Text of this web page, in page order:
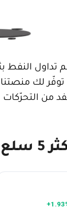
تداول
لك
من
في الولايات المتحدة